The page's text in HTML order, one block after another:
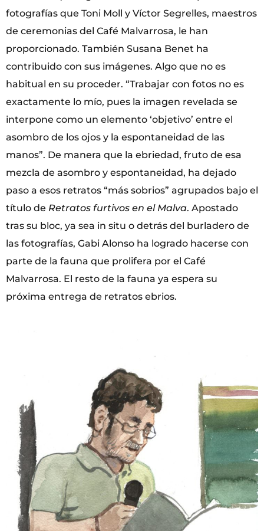
fotografías que Toni Moll y Víctor Segrelles, maestros
de ceremonias del Café Malvarrosa, le han
proporcionado. También Susana Benet ha
contribuido con sus imágenes. Algo que no es
habitual en su proceder. “Trabajar con fotos no es
exactamente lo mío, pues la imagen revelada se
interpone como un elemento ‘objetivo’ entre el
asombro de los ojos y la espontaneidad de las
manos”. De manera que la ebriedad, fruto de esa
mezcla de asombro y espontaneidad, ha dejado
paso a esos retratos “más sobrios” agrupados bajo el
título de Retratos furtivos en el Malva. Apostado
tras su bloc, ya sea in situ o detrás del burladero de
las fotografías, Gabi Alonso ha logrado hacerse con
parte de la fauna que prolifera por el Café
Malvarrosa. El resto de la fauna ya espera su
próxima entrega de retratos ebrios.